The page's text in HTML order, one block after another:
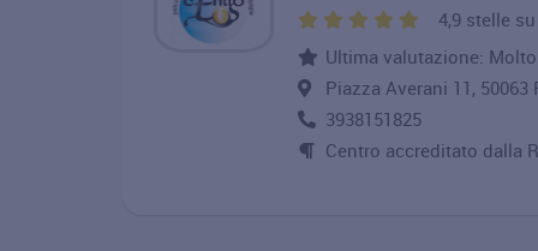
4,9 stelle
Ultima valutazione:
Piazza Averani 11,
3938151825
Centro accreditato dalla